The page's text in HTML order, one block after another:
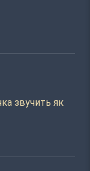
звучить як